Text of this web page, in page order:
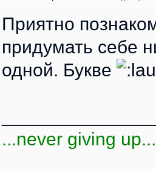
Приятно
придумать себе
одной. Букве
...never giving up...